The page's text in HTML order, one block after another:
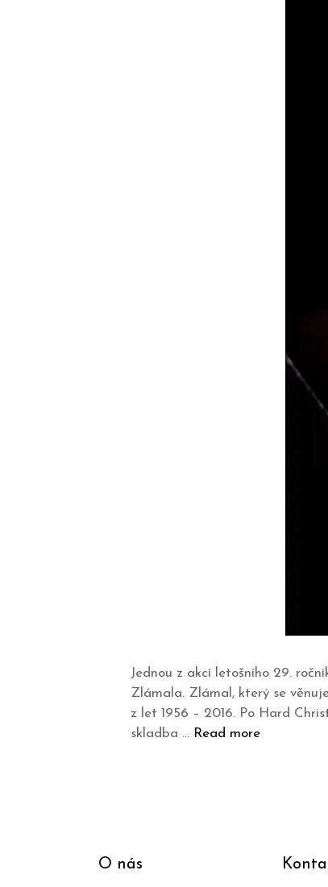
Jednou z akcí letošního 29.
Zlámala. Zlámal, který se
z let 1956 – 2016. Po Hard
skladba … Read more
O nás